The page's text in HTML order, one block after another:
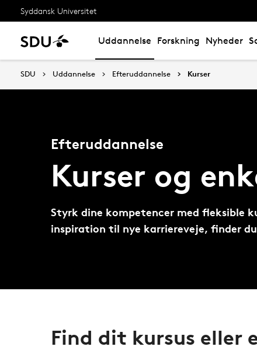
Syddansk Universitet
Uddannelse Forskning Nyheder
SDU Uddannelse Efteruddannelse Kurser
Efteruddannelse
Kurser og
Styrk dine kompetencer med fleksible
inspiration til nye karriereveje, finder
Find dit kursus eller